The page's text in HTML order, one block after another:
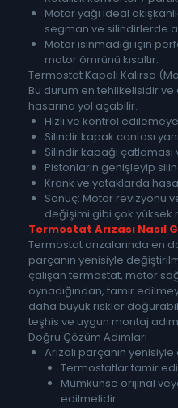
Motor yağı ideal
segman ve silindirlerde
Motor ısınmadığı için
motor ömrünü kısaltır.
Termostat Kapalı Kalırsa
Bu durum en tehlikelisidir
hasarına yol açabilir.
Hızlı ve kontrol
Silindir kapak contası
Silindir kapağı
Pistonların genişleyip
Krank ve yataklarda
Sonuç: Motor revizyonu
değişimi gibi çok yüksek
Termostat Arızası Nasıl
Termostat arızalarında en
parçanın yenisiyle
çalışan termostat, motor
oynadığından, tamir
daha büyük riskler
teşhis ve uygun montaj
Doğru Çözüm Adımları
Arızalı parçanın
Termostatlar tamir
Mümkünse orijinal
edilmelidir.